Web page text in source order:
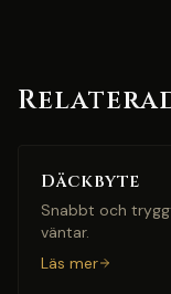
Däckbyte
Snabbt och
väntar.
Läs mer